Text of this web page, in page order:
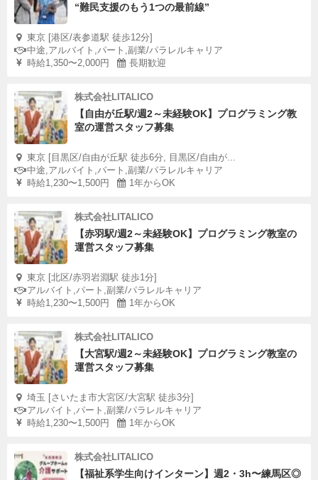
“難民支援のもう1つの最前線”
東京 [港区/表参道駅 徒歩12分]
中途,アルバイト,パート,副業/パラレルキャリア
時給1,350〜2,000円
長期歓迎
株式会社LITALICO
【自由が丘駅/週2～未経験OK】プログラミング教
室の運営スタッフ募集
東京 [目黒区/自由が丘駅 徒歩6分, 目黒区/自由が...
中途,アルバイト,パート,副業/パラレルキャリア
時給1,230〜1,500円
1年からOK
株式会社LITALICO
【赤羽駅/週2～未経験OK】プログラミング教室の
運営スタッフ募集
東京 [北区/赤羽岩淵駅 徒歩1分]
アルバイト,パート,副業/パラレルキャリア
時給1,230〜1,500円
1年からOK
株式会社LITALICO
【大宮駅/週2～未経験OK】プログラミング教室の
運営スタッフ募集
埼玉 [さいたま市大宮区/大宮駅 徒歩3分]
アルバイト,パート,副業/パラレルキャリア
時給1,230〜1,500円
1年からOK
株式会社LITALICO
【福祉系学生向けインターン】週2・3h〜練馬区◎